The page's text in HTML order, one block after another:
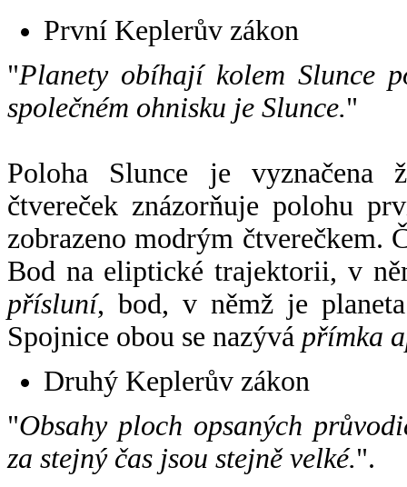
První Keplerův zákon
"Planety obíhají kolem Slunce
společném ohnisku je Slunce."
Poloha Slunce je vyznačena
čtvereček znázorňuje polohu
zobrazeno modrým čtverečkem.
Bod na eliptické trajektorii, v
přísluní, bod, v němž je
Spojnice obou se nazývá přímka
Druhý Keplerův zákon
"Obsahy ploch opsaných
za stejný čas jsou stejně velké.".